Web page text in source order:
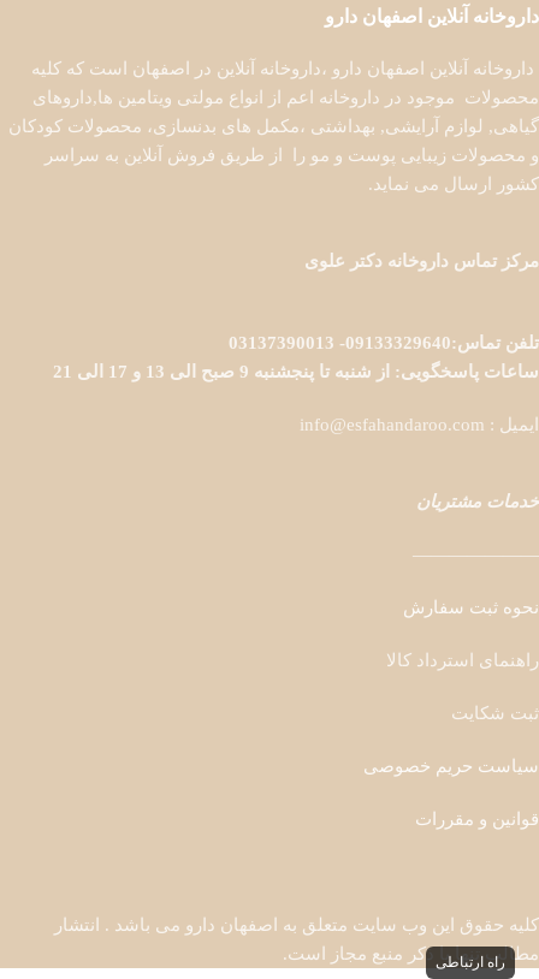
داروخانه آنلاین اصفهان دارو
داروخانه آنلاین اصفهان دارو ،داروخانه آنلاین در اصفهان است که کلیه
محصولات موجود در داروخانه اعم از انواع مولتی ویتامین ها,داروهای
گیاهی, لوازم آرایشی, بهداشتی ،مکمل های بدنسازی، محصولات کودکان
و محصولات زیبایی پوست و مو را از طریق فروش آنلاین به سراسر
کشور ارسال می نماید.
مرکز تماس داروخانه دکتر علوی
تلفن تماس:09133329640- 03137390013
ساعات پاسخگویی: از شنبه تا پنجشنبه 9 صبح الی 13 و 17 الی 21
ایمیل : info@esfahandaroo.com
خدمات مشتریان
———————
نحوه ثبت سفارش
راهنمای استرداد کالا
ثبت شکایت
سیاست حریم خصوصی
قوانین و مقررات
کلیه حقوق این وب سایت متعلق به اصفهان دارو می باشد . انتشار
مطالب تنها با ذکر منبع مجاز است.
راه ارتباطی